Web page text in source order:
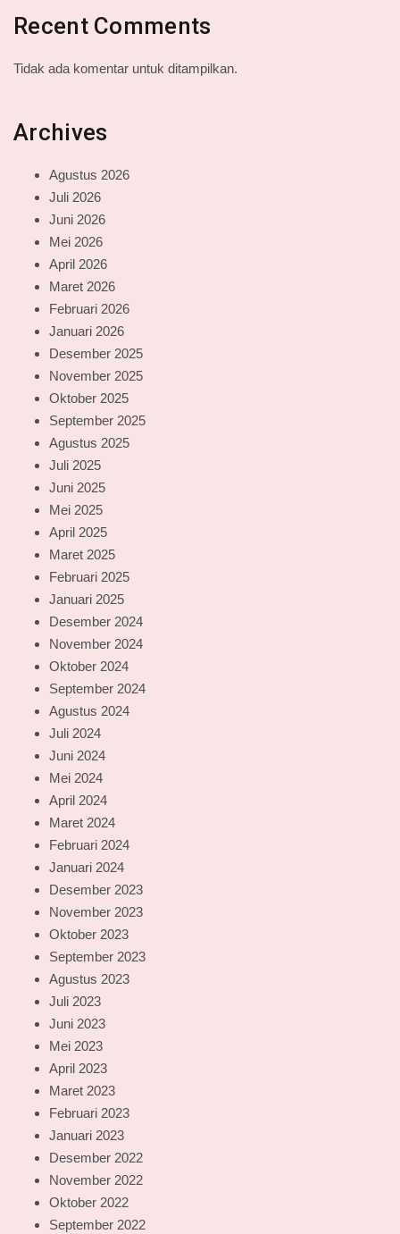
Recent Comments
Tidak ada komentar untuk ditampilkan.
Archives
Agustus 2026
Juli 2026
Juni 2026
Mei 2026
April 2026
Maret 2026
Februari 2026
Januari 2026
Desember 2025
November 2025
Oktober 2025
September 2025
Agustus 2025
Juli 2025
Juni 2025
Mei 2025
April 2025
Maret 2025
Februari 2025
Januari 2025
Desember 2024
November 2024
Oktober 2024
September 2024
Agustus 2024
Juli 2024
Juni 2024
Mei 2024
April 2024
Maret 2024
Februari 2024
Januari 2024
Desember 2023
November 2023
Oktober 2023
September 2023
Agustus 2023
Juli 2023
Juni 2023
Mei 2023
April 2023
Maret 2023
Februari 2023
Januari 2023
Desember 2022
November 2022
Oktober 2022
September 2022